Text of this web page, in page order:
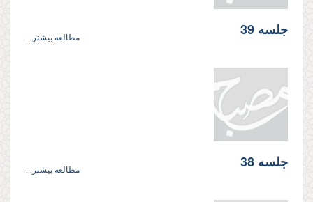
جلسه 39 مطالعه بیشتر...
جلسه 38 مطالعه بیشتر...